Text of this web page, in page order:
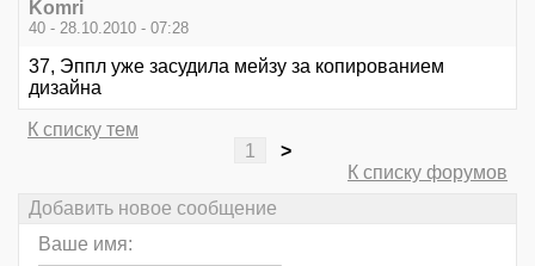
Komri
40 - 28.10.2010 - 07:28
37, Эппл уже засудила мейзу за копированием
дизайна
К списку тем
1
>
К списку форумов
Добавить новое сообщение
Ваше имя: